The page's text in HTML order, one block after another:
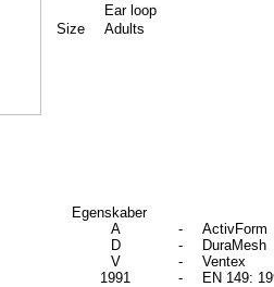
Ear loop
Size
Adults
Egenskaber
A
-
ActivForm
D
-
DuraMesh
V
-
Ventex
1991
- EN 149: